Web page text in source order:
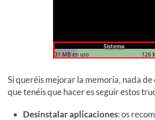
Si queréis mejorar la memoria, nada de
que tenéis que hacer es seguir estos
Desinstalar aplicaciones: os